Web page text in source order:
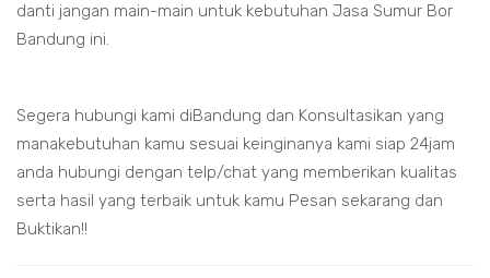
danti jangan main-main untuk kebutuhan Jasa Sumur Bor
Bandung ini.
Segera hubungi kami diBandung dan Konsultasikan yang
manakebutuhan kamu sesuai keinginanya kami siap 24jam
anda hubungi dengan telp/chat yang memberikan kualitas
serta hasil yang terbaik untuk kamu Pesan sekarang dan
Buktikan!!